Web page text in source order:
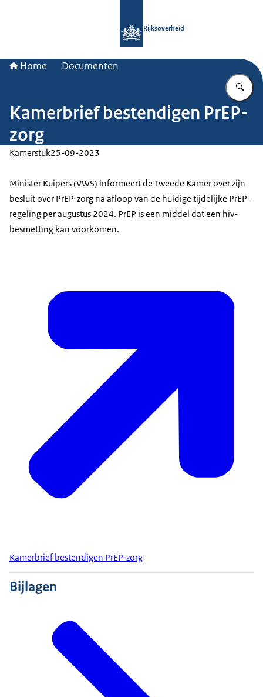
Rijksoverheid
Home Documenten
Kamerbrief bestendigen PrEP-
zorg
Kamerstuk25-09-2023
Minister Kuipers (VWS) informeert de Tweede Kamer over zijn
besluit over PrEP-zorg na afloop van de huidige tijdelijke PrEP-
regeling per augustus 2024. PrEP is een middel dat een hiv-
besmetting kan voorkomen.
Kamerbrief bestendigen PrEP-zorg
Bijlagen